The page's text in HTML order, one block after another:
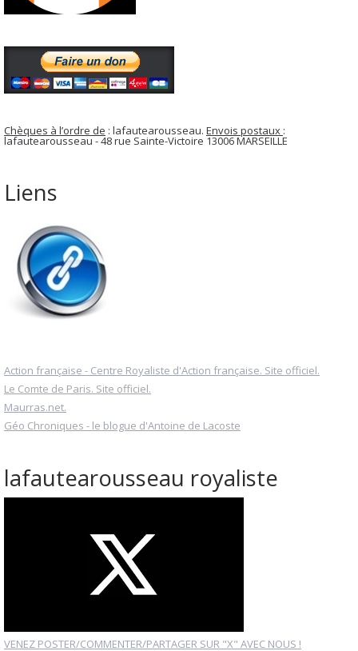
Chèques à l’ordre de : lafautearousseau. Envois postaux :
lafautearousseau - 48 rue Sainte-Victoire 13006 MARSEILLE
Liens
Action française - Centre Royaliste d'Action française. Site officiel.
Le Comte de Paris. Site officiel.
Maurras.net.
Géo Chroniques - le blogue d'Antoine de Lacoste
lafautearousseau royaliste
VENEZ POSTER/COMMENTER/PARTAGER SUR "X" AVEC NOUS !